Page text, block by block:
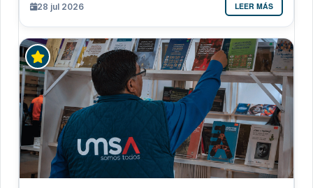
28 jul 2026 LEER MÁS